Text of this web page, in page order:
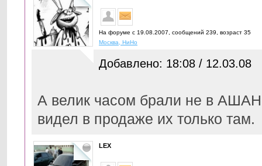
На форуме с 19.08.2007, cообщений 239, возраст 35
Москва, НиНо
Добавлено: 18:08 / 12.03.08
А велик часом брали не в
видел в продаже их только там.
LEX